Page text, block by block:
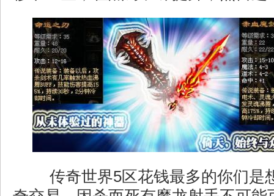
传奇世界5区花钱最多的你们是